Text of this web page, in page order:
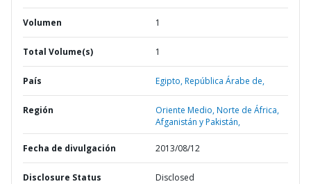
Volumen 1
Total Volume(s) 1
País Egipto,República Árabe de,
Región
Oriente Medio, Norte de África,
Afganistán y Pakistán,
Fecha de divulgación 2013/08/12
Disclosure Status Disclosed